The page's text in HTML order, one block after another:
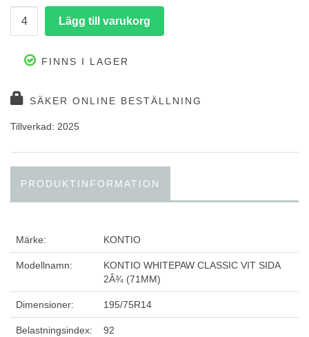
FINNS I LAGER
SÄKER ONLINE BESTÄLLNING
Tillverkad: 2025
PRODUKTINFORMATION
Märke: KONTIO
Modellnamn:
KONTIO WHITEPAW CLASSIC VIT SIDA
2Â¾ (71MM)
Dimensioner: 195/75R14
Belastningsindex: 92